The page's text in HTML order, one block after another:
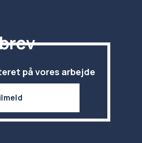
på vores arbejde